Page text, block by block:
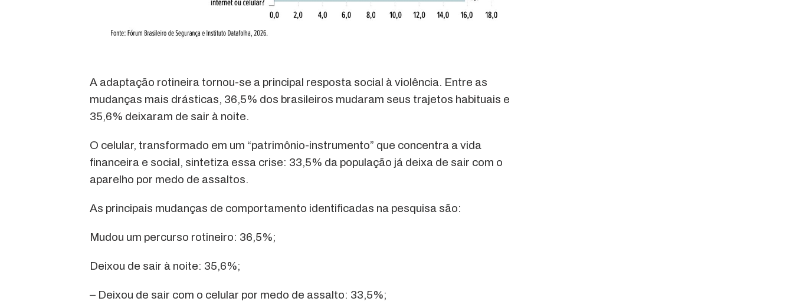
A adaptação rotineira tornou-se a principal resposta social à violência. Entre as
mudanças mais drásticas, 36,5% dos brasileiros mudaram seus trajetos habituais e
35,6% deixaram de sair à noite.
O celular, transformado em um “patrimônio-instrumento” que concentra a vida
financeira e social, sintetiza essa crise: 33,5% da população já deixa de sair com o
aparelho por medo de assaltos.
As principais mudanças de comportamento identificadas na pesquisa são:
Mudou um percurso rotineiro: 36,5%;
Deixou de sair à noite: 35,6%;
– Deixou de sair com o celular por medo de assalto: 33,5%;